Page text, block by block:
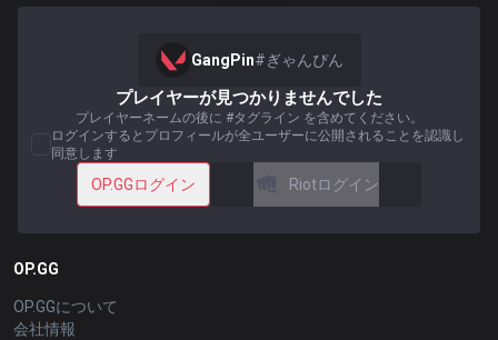
GangPin#ぎゃんぴん
プレイヤーが見つかりませんでした
プレイヤーネームの後に #タグライン を含めてください。
ログインするとプロフィールが全ユーザーに公開されることを認識し
同意します
OP.GGログイン Riotログイン
OP.GG
OP.GGについて
会社情報